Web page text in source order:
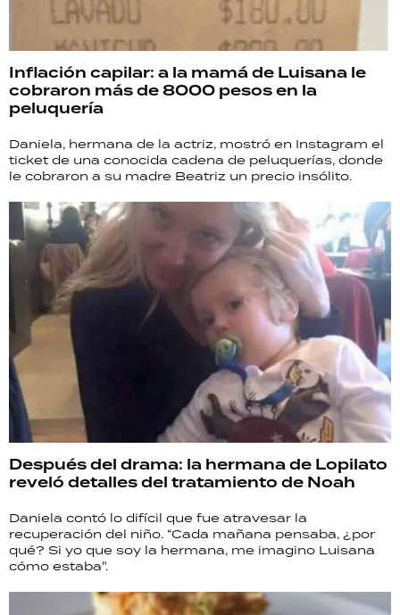
Inflación capilar: a la mamá de Luisana le
cobraron más de 8000 pesos en la
peluquería
Daniela, hermana de la actriz, mostró en Instagram el
ticket de una conocida cadena de peluquerías, donde
le cobraron a su madre Beatriz un precio insólito.
Después del drama: la hermana de Lopilato
reveló detalles del tratamiento de Noah
Daniela contó lo difícil que fue atravesar la
recuperación del niño. “Cada mañana pensaba, ¿por
qué? Si yo que soy la hermana, me imagino Luisana
cómo estaba".